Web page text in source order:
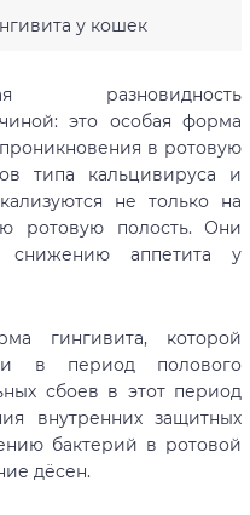
у кошек
разновидность
это особая форма
в ротовую
типа кальцивируса и
не только на
ротовую полость. Они
аппетита у
гингивита, которой
в период полового
сбоев в этот период
внутренних защитных
бактерий в ротовой
дёсен.